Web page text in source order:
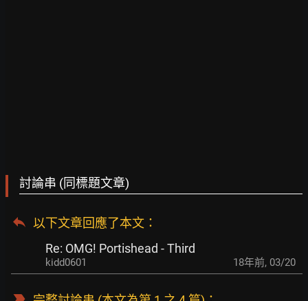
討論串 (同標題文章)
以下文章回應了本文 ：
Re: OMG! Portishead - Third
kidd0601 18年前, 03/20